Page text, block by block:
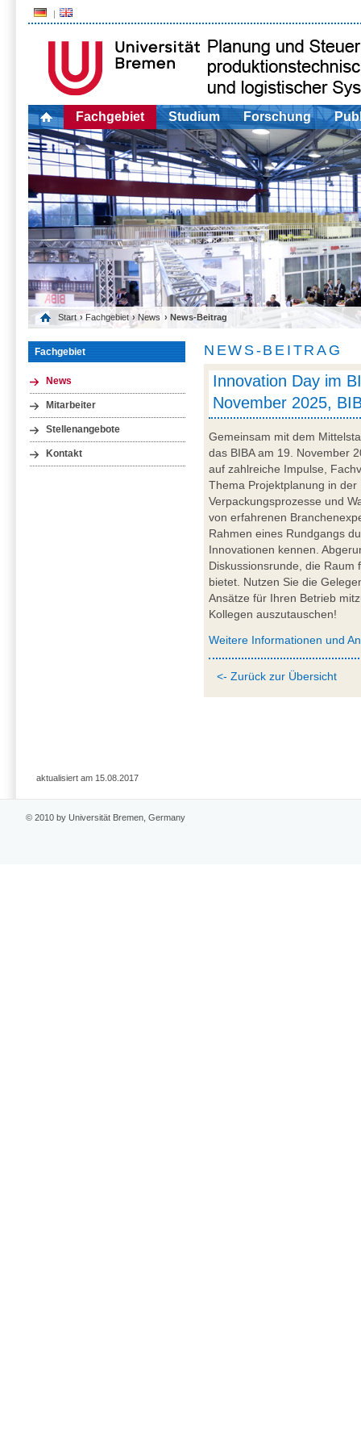
Fachgebiet Studium Forschung
Start › Fachgebiet › News › News-Beitrag
Fachgebiet
News
Mitarbeiter
Stellenangebote
Kontakt
NEWS-BEITRAG
Innovation Day im
November 2025,
Gemeinsam mit dem
das BIBA am 19. November
auf zahlreiche Impulse,
Thema Projektplanung in
Verpackungsprozesse und
von erfahrenen
Rahmen eines Rundgangs
Innovationen kennen.
Diskussionsrunde, die Raum
bietet. Nutzen Sie die
Ansätze für Ihren Betrieb
Kollegen auszutauschen!
Weitere Informationen und
<- Zurück zur Übersicht
aktualisiert am 15.08.2017
© 2010 by Universität Bremen, Germany